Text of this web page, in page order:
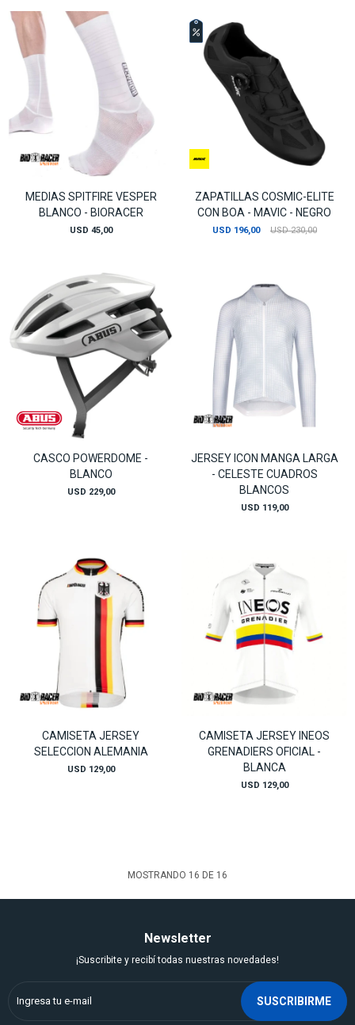
MEDIAS SPITFIRE VESPER
BLANCO - BIORACER
USD 45,00
ZAPATILLAS COSMIC-ELITE
CON BOA - MAVIC - NEGRO
USD 196,00 USD 230,00
CASCO POWERDOME -
BLANCO
USD 229,00
JERSEY ICON MANGA LARGA
- CELESTE CUADROS
BLANCOS
USD 119,00
CAMISETA JERSEY
SELECCION ALEMANIA
USD 129,00
CAMISETA JERSEY INEOS
GRENADIERS OFICIAL -
BLANCA
USD 129,00
MOSTRANDO 16 DE 16
Newsletter
¡Suscribite y recibí todas nuestras novedades!
SUSCRIBIRME